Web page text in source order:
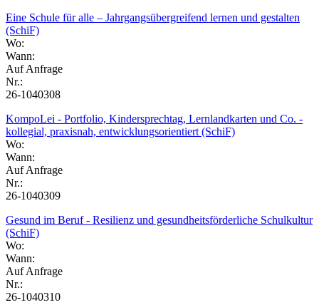
Eine Schule für alle – Jahrgangsübergreifend lernen und gestalten
(SchiF)
Wo:
Wann:
Auf Anfrage
Nr.:
26-1040308
KompoLei - Portfolio, Kindersprechtag, Lernlandkarten und Co. -
kollegial, praxisnah, entwicklungsorientiert (SchiF)
Wo:
Wann:
Auf Anfrage
Nr.:
26-1040309
Gesund im Beruf - Resilienz und gesundheitsförderliche Schulkultur
(SchiF)
Wo:
Wann:
Auf Anfrage
Nr.:
26-1040310